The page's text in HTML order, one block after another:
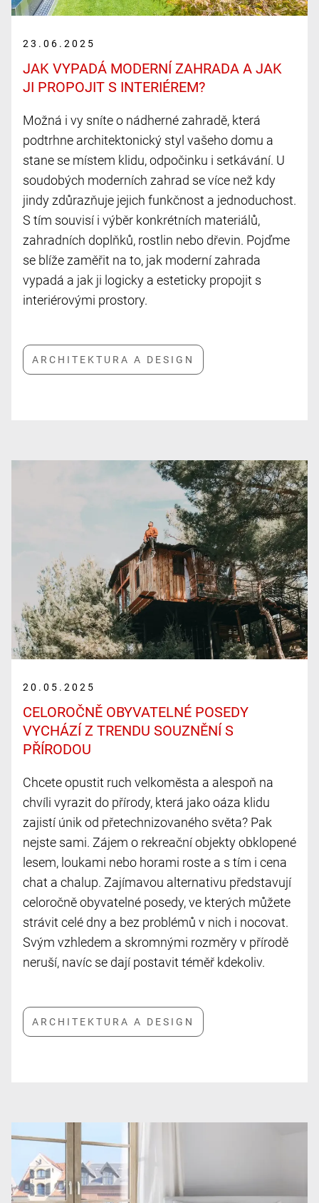
23.06.2025
JAK VYPADÁ MODERNÍ ZAHRADA A JAK
JI PROPOJIT S INTERIÉREM?
Možná i vy sníte o nádherné zahradě, která
podtrhne architektonický styl vašeho domu a
stane se místem klidu, odpočinku i setkávání. U
soudobých moderních zahrad se více než kdy
jindy zdůrazňuje jejich funkčnost a jednoduchost.
S tím souvisí i výběr konkrétních materiálů,
zahradních doplňků, rostlin nebo dřevin. Pojďme
se blíže zaměřit na to, jak moderní zahrada
vypadá a jak ji logicky a esteticky propojit s
interiérovými prostory.
20.05.2025
CELOROČNĚ OBYVATELNÉ POSEDY
VYCHÁZÍ Z TRENDU SOUZNĚNÍ S
PŘÍRODOU
Chcete opustit ruch velkoměsta a alespoň na
chvíli vyrazit do přírody, která jako oáza klidu
zajistí únik od přetechnizovaného světa? Pak
nejste sami. Zájem o rekreační objekty obklopené
lesem, loukami nebo horami roste a s tím i cena
chat a chalup. Zajímavou alternativu představují
celoročně obyvatelné posedy, ve kterých můžete
strávit celé dny a bez problémů v nich i nocovat.
Svým vzhledem a skromnými rozměry v přírodě
neruší, navíc se dají postavit téměř kdekoliv.